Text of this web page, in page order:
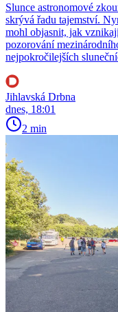
Slunce astronomové
skrývá řadu tajemství.
mohl objasnit, jak
pozorování
nejpokročilejších
Jihlavská Drbna
dnes, 18:01
2 min